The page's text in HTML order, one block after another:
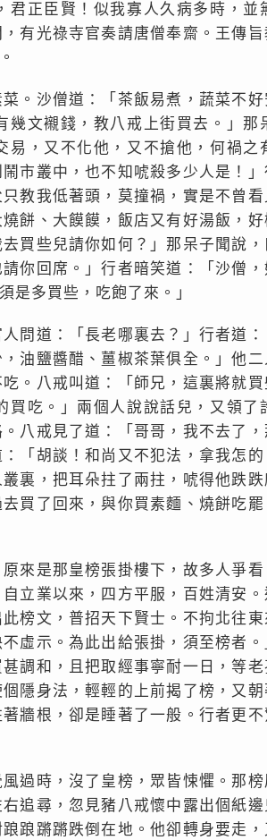
正臣賢！似我寡人久病多時，
有光祿寺官奏請唐僧奉齋。王傳
。沙僧道：「茶飯易煮，蔬菜不
文襯錢，教八戒上街買去。」那
，又不化他，又不搶他，何禍
市叢中，也不知唬殺多少人是！
教我低著頭，莫撞禍，實是不曾
餅、大饃饃，飯店又有好湯飯，
買些兒請你如何？」那呆子聞說
你回席。」行者暗笑道：「沙僧，
是多買些，吃飽了來。」
問道：「長老哪裏去？」行者道
油鹽醬醋、薑椒茶葉俱全。」他
。八戒叫道：「師兄，這裏將就
吃。」兩個人說說話兒，又領
八戒見了道：「哥哥，我不去了
「胡談！和尚又不犯法，拿我怎
裏，把耳朵拄了兩拄，唬得他跌跌
買了回來，與你買素麵、燒餅吃
來是那皇榜張掛樓下，故多人爭
立業以來，四方平服，百姓清安
榜文，普招天下賢士。不拘北往
虛示。為此出給張掛，須至榜者
調和，且把取經事寧耐一日，等
隱身法，輕輕的上前揭了榜，又
牆根，卻是睡著了一般。行者更
過時，沒了皇榜，眾皆悚懼。那
追尋，忽見豬八戒懷中露出個紙
踉蹡蹡跌倒在地。他卻轉身要走